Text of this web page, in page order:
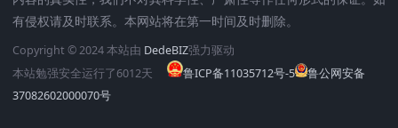
有侵权请及时联系。本网站将在第一时间及时删除。
Copyright © 2024 本站由 DedeBIZ强力驱动
本站勉强安全运行了6012天 鲁ICP备11035712号-5
鲁公网安备
37082602000070号